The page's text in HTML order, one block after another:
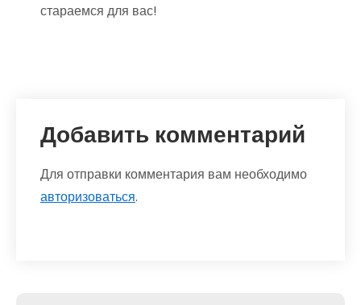
стараемся для вас!
Добавить комментарий
Для отправки комментария вам необходимо
авторизоваться.